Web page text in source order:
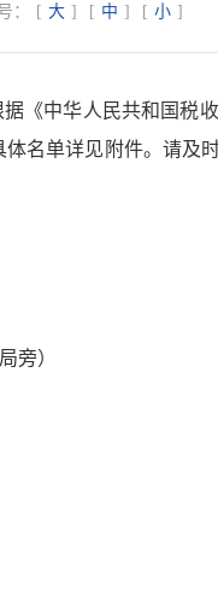
： [ 大 ] [ 中 ] [ 小 ]
据《中华人民共和国税
体名单详见附件。请及
旁）